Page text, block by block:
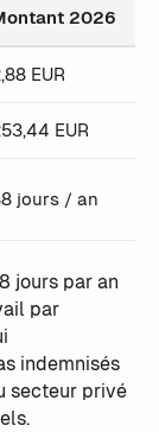
2026
EUR
EUR
jours / an
jours par an
par
indemnisés
secteur privé